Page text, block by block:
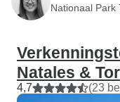
Nationaal Park
Natales &
4,7 (23